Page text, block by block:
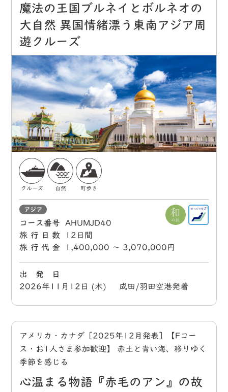
魔法の王国ブルネイとボルネオの
大自然 異国情緒漂う東南アジア周
遊クルーズ
クルーズ 自然 町歩き
アジア
コース番号
AHUMJD40
旅行日数
12日間
旅行代金
1,400,000 〜 3,070,000円
出 発 日
2026年11月12日 (木) 成田/羽田空港発着
アメリカ・カナダ［2025年12月発表］【Fコー
ス・お1人さま参加歓迎】 赤土と青い海、移りゆく
季節を感じる
心温まる物語『赤毛のアン』の故